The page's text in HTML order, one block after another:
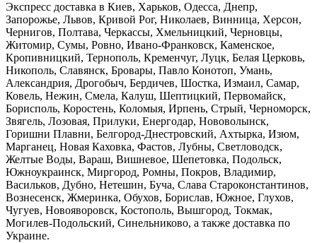
Экспресс доставка в Киев, Харьков, Одесса, Днепр,
Запорожье, Львов, Кривой Рог, Николаев, Винница, Херсон,
Чернигов, Полтава, Черкассы, Хмельницкий, Черновцы,
Житомир, Сумы, Ровно, Ивано-Франковск, Каменское,
Кропивницкий, Тернополь, Кременчуг, Луцк, Белая Церковь,
Никополь, Славянск, Бровары, Павло Конотоп, Умань,
Александрия, Дрогобыч, Бердичев, Шостка, Измаил, Самар,
Ковель, Нежин, Смела, Калуш, Шептицкий, Первомайск,
Борисполь, Коростень, Коломыя, Ирпень, Стрый, Черноморск,
Звягель, Лозовая, Прилуки, Енергодар, Нововолынск,
Горишни Плавни, Белгород-Днестровский, Ахтырка, Изюм,
Марганец, Новая Каховка, Фастов, Лубны, Светловодск,
Желтые Воды, Вараш, Вишневое, Шепетовка, Подольск,
Южноукраинск, Миргород, Ромны, Покров, Владимир,
Васильков, Дубно, Нетешин, Буча, Слава Староконстантинов,
Вознесенск, Жмеринка, Обухов, Борислав, Южное, Глухов,
Чугуев, Новояворовск, Костополь, Вышгород, Токмак,
Могилев-Подольский, Синельниково, а также доставка по
Украине.